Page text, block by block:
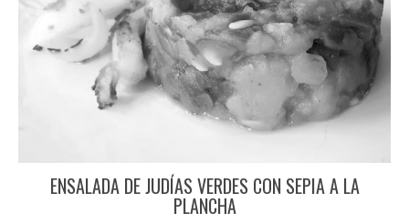
ENSALADA DE JUDÍAS VERDES CON SEPIA A LA
PLANCHA